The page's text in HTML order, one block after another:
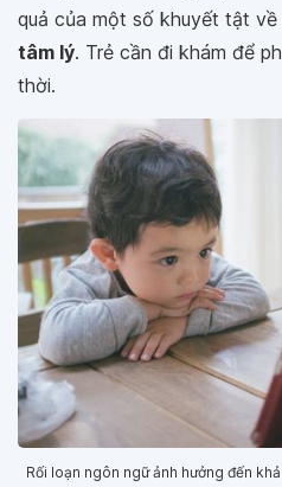
quả của một số khuyết tật
tâm lý. Trẻ cần đi khám để
thời.
Rối loạn ngôn ngữ ảnh hưởng đến